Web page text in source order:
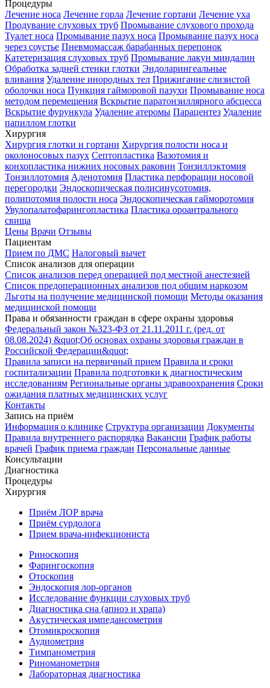
Процедуры
Лечение носа Лечение горла Лечение гортани Лечение уха
Продувание слуховых труб Промывание слухового прохода
Туалет носа Промывание пазух носа Промывание пазух носа
через соустье Пневмомассаж барабанных перепонок
Катетеризация слуховых труб Промывание лакун миндалин
Обработка задней стенки глотки Эндоларингеальные
вливания Удаление инородных тел Прижигание слизистой
оболочки носа Пункция гайморовой пазухи Промывание носа
методом перемещения Вскрытие паратонзиллярного абсцесса
Вскрытие фурункула Удаление атеромы Парацентез Удаление
папиллом глотки
Хирургия
Хирургия глотки и гортани Хирургия полости носа и
околоносовых пазух Септопластика Вазотомия и
конхопластика нижних носовых раковин Тонзиллэктомия
Тонзиллотомия Аденотомия Пластика перфорации носовой
перегородки Эндоскопическая полисинусотомия,
полипотомия полости носа Эндоскопическая гайморотомия
Увулопалатофарингопластика Пластика ороантрального
свища
Цены Врачи Отзывы
Пациентам
Прием по ДМС Налоговый вычет
Список анализов для операции
Список анализов перед операцией под местной анестезией
Список предоперационных анализов под общим наркозом
Льготы на получение медицинской помощи Методы оказания
медицинской помощи
Права и обязанности граждан в сфере охраны здоровья
Федеральный закон №323-ФЗ от 21.11.2011 г. (ред. от
08.08.2024) &quot;Об основах охраны здоровья граждан в
Российской Федерации&quot;
Правила записи на первичный прием Правила и сроки
госпитализации Правила подготовки к диагностическим
исследованиям Региональные органы здравоохранения Сроки
ожидания платных медицинских услуг
Контакты
Запись на приём
Информация о клинике Структура организации Документы
Правила внутреннего распорядка Вакансии График работы
врачей График приема граждан Персональные данные
Консультации
Диагностика
Процедуры
Хирургия
Приём ЛОР врача
Приём сурдолога
Прием врача-инфекциониста
Риноскопия
Фарингоскопия
Отоскопия
Эндоскопия лор-органов
Исследование функции слуховых труб
Диагностика сна (апноэ и храпа)
Акустическая импедансометрия
Отомикроскопия
Аудиометрия
Тимпанометрия
Риноманометрия
Лабораторная диагностика